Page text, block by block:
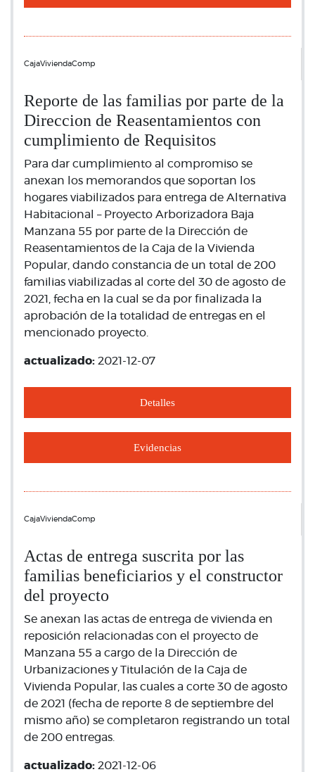
CajaViviendaComp
Reporte de las familias por parte de la
Direccion de Reasentamientos con
cumplimiento de Requisitos
Para dar cumplimiento al compromiso se
anexan los memorandos que soportan los
hogares viabilizados para entrega de Alternativa
Habitacional – Proyecto Arborizadora Baja
Manzana 55 por parte de la Dirección de
Reasentamientos de la Caja de la Vivienda
Popular, dando constancia de un total de 200
familias viabilizadas al corte del 30 de agosto de
2021, fecha en la cual se da por finalizada la
aprobación de la totalidad de entregas en el
mencionado proyecto.
actualizado: 2021-12-07
Detalles
Evidencias
CajaViviendaComp
Actas de entrega suscrita por las
familias beneficiarios y el constructor
del proyecto
Se anexan las actas de entrega de vivienda en
reposición relacionadas con el proyecto de
Manzana 55 a cargo de la Dirección de
Urbanizaciones y Titulación de la Caja de
Vivienda Popular, las cuales a corte 30 de agosto
de 2021 (fecha de reporte 8 de septiembre del
mismo año) se completaron registrando un total
de 200 entregas.
actualizado: 2021-12-06